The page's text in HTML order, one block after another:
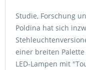
Studie, Forschung
Poldina hat sich
einer breiten
LED-Lampen mit